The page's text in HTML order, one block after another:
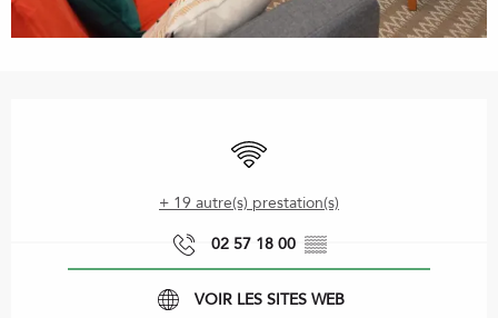
WiFi
+ 19 autre(s) prestation(s)
02 57 18 00 ▒▒
VOIR LES SITES WEB